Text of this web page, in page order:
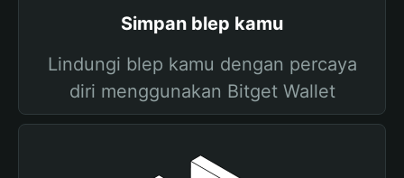
Simpan blep kamu
Lindungi blep kamu dengan percaya
diri menggunakan Bitget Wallet